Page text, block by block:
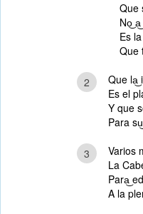
Que
No͜
Es
Que
2
Que la͜
Es el
Y que
Para
3
Varios
La
Para͜
A la